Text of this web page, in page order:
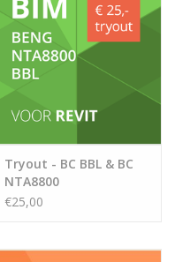
Tryout - BC BBL & BC
NTA8800
€25,00